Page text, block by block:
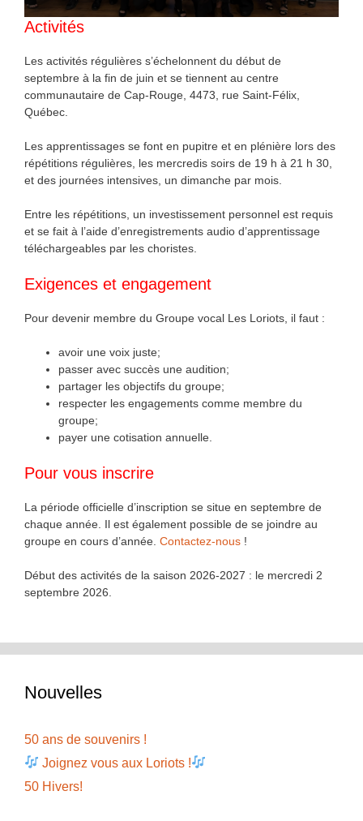
Activités
Les activités régulières s’échelonnent du début de
septembre à la fin de juin et se tiennent au centre
communautaire de Cap-Rouge, 4473, rue Saint-Félix,
Québec.
Les apprentissages se font en pupitre et en plénière lors des
répétitions régulières, les mercredis soirs de 19 h à 21 h 30,
et des journées intensives, un dimanche par mois.
Entre les répétitions, un investissement personnel est requis
et se fait à l’aide d’enregistrements audio d’apprentissage
téléchargeables par les choristes.
Exigences et engagement
Pour devenir membre du Groupe vocal Les Loriots, il faut :
avoir une voix juste;
passer avec succès une audition;
partager les objectifs du groupe;
respecter les engagements comme membre du
groupe;
payer une cotisation annuelle.
Pour vous inscrire
La période officielle d’inscription se situe en septembre de
chaque année. Il est également possible de se joindre au
groupe en cours d’année. Contactez-nous !
Début des activités de la saison 2026-2027 : le mercredi 2
septembre 2026.
Nouvelles
50 ans de souvenirs !
Joignez vous aux Loriots !
50 Hivers!